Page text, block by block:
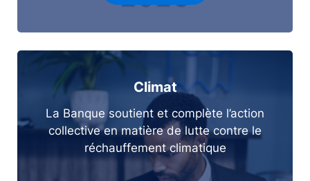
Climat
La Banque soutient et complète l’action
collective en matière de lutte contre le
réchauffement climatique